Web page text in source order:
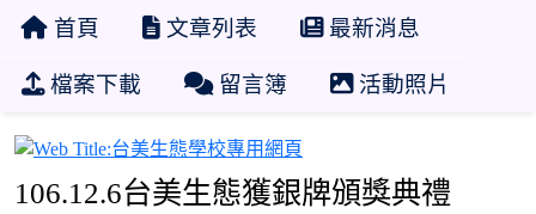
首頁 文章列表 最新消息
檔案下載 留言簿 活動照片
106.12.6台美生態獲銀牌頒獎典禮